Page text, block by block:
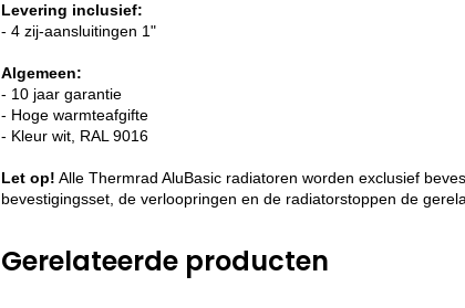
Levering inclusief:
- 4 zij-aansluitingen 1"
Algemeen:
- 10 jaar garantie
- Hoge warmteafgifte
- Kleur wit, RAL 9016
Let op! Alle Thermrad AluBasic radiatoren worden exclusief
bevestigingsset, de verloopringen en de radiatorstoppen de
Gerelateerde producten